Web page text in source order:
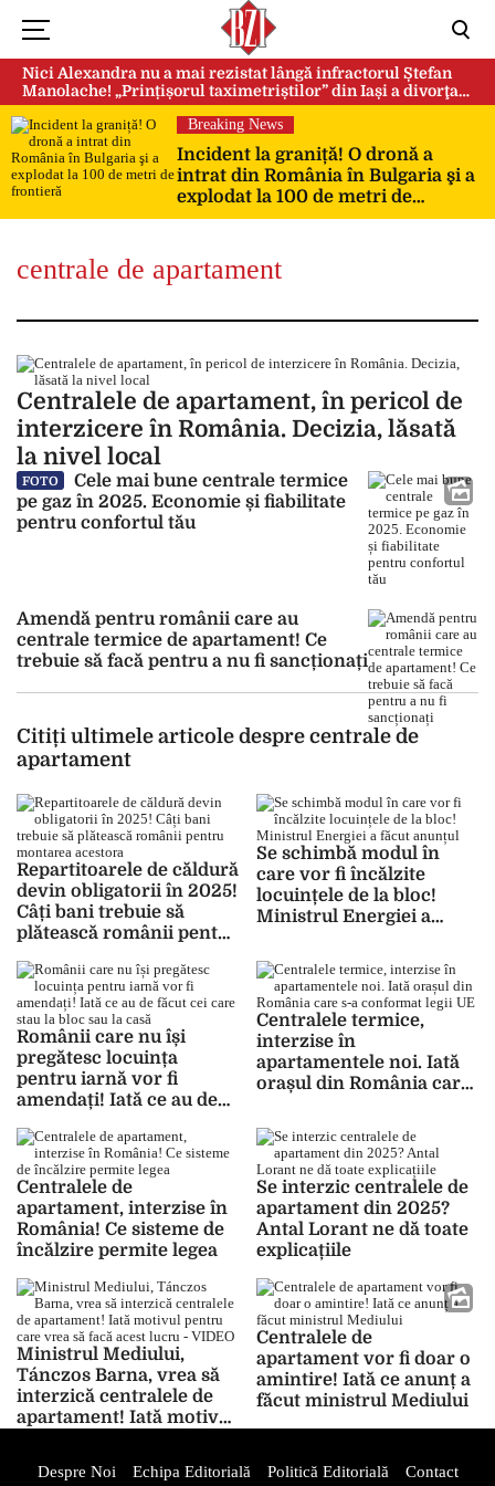
Nici Alexandra nu a mai rezistat lângă infractorul Ștefan
Manolache! „Prințișorul taximetriștilor” din Iași a divorţat
după doi ani de căsnicie
Breaking News
Incident la graniță! O dronă a
intrat din România în Bulgaria şi a
explodat la 100 de metri de
frontieră
centrale de apartament
Centralele de apartament, în pericol de
interzicere în România. Decizia, lăsată
la nivel local
FOTO
Cele mai bune centrale termice
pe gaz în 2025. Economie și fiabilitate
pentru confortul tău
Amendă pentru românii care au
centrale termice de apartament! Ce
trebuie să facă pentru a nu fi sancționați
Citiți ultimele articole despre centrale de
apartament
Repartitoarele de căldură
devin obligatorii în 2025!
Câți bani trebuie să
plătească românii pentru
Se schimbă modul în
care vor fi încălzite
locuințele de la bloc!
Ministrul Energiei a
Românii care nu își
pregătesc locuința
pentru iarnă vor fi
amendați! Iată ce au de
sau la casă
Centralele termice,
interzise în
apartamentele noi. Iată
orașul din România care
Centralele de
apartament, interzise în
România! Ce sisteme de
încălzire permite legea
Se interzic centralele de
apartament din 2025?
Antal Lorant ne dă toate
explicațiile
Ministrul Mediului,
Tánczos Barna, vrea să
interzică centralele de
apartament! Iată motivul
Centralele de
apartament vor fi doar o
amintire! Iată ce anunț a
făcut ministrul Mediului
Despre Noi Echipa Editorială Politică Editorială
Contact